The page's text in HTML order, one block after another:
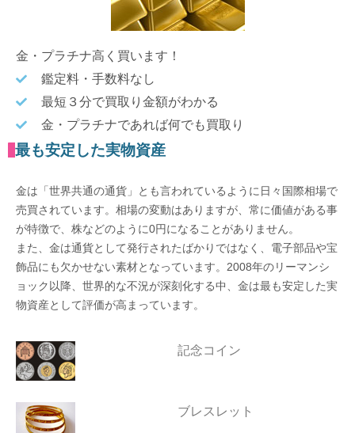
金・プラチナ高く買います！
鑑定料・手数料なし
最短３分で買取り金額がわかる
金・プラチナであれば何でも買取り
最も安定した実物資産
金は「世界共通の通貨」とも言われているように日々国際相場で
売買されています。相場の変動はありますが、常に価値がある事
が特徴で、株などのように0円になることがありません。
また、金は通貨として発行されたばかりではなく、電子部品や宝
飾品にも欠かせない素材となっています。2008年のリーマンシ
ョック以降、世界的な不況が深刻化する中、金は最も安定した実
物資産として評価が高まっています。
記念コイン
ブレスレット